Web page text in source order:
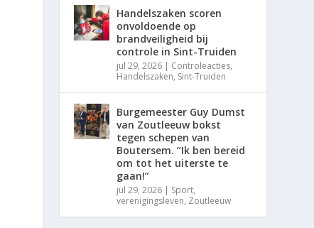
Handelszaken scoren
onvoldoende op
brandveiligheid bij
controle in Sint-Truiden
jul 29, 2026 | Controleacties,
Handelszaken, Sint-Truiden
Burgemeester Guy Dumst
van Zoutleeuw bokst
tegen schepen van
Boutersem. “Ik ben bereid
om tot het uiterste te
gaan!”
jul 29, 2026 | Sport,
verenigingsleven, Zoutleeuw